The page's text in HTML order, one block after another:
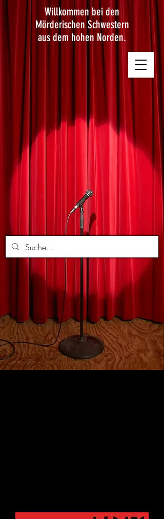
Willkommen bei den
Mörderischen Schwestern
aus dem hohen Norden.